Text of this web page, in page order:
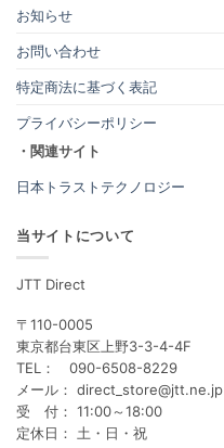
お知らせ
お問い合わせ
特定商法に基づく表記
プライバシーポリシー
・関連サイト
日本トラストテクノロジー
当サイトについて
JTT Direct
〒110-0005
東京都台東区上野3-3-4-4F
TEL： 090-6508-8229
メール： direct_store@jtt.ne.jp
受 付： 11:00～18:00
定休日： 土・日・祝